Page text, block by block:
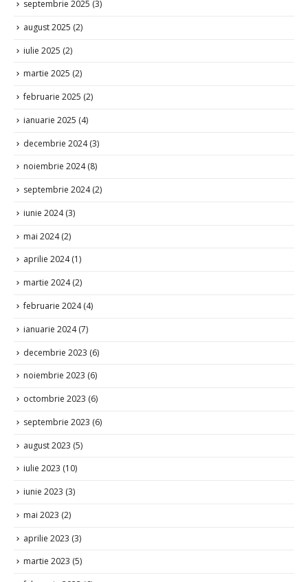
septembrie 2025 (3)
august 2025 (2)
iulie 2025 (2)
martie 2025 (2)
februarie 2025 (2)
ianuarie 2025 (4)
decembrie 2024(3)
noiembrie 2024(8)
septembrie 2024(2)
iunie 2024(3)
mai 2024(2)
aprilie 2024(1)
martie 2024(2)
februarie 2024(4)
ianuarie 2024(7)
decembrie 2023 (6)
noiembrie 2023 (6)
octombrie 2023 (6)
septembrie 2023 (6)
august 2023 (5)
iulie 2023 (10)
iunie 2023 (3)
mai 2023 (2)
aprilie 2023 (3)
martie 2023 (5)